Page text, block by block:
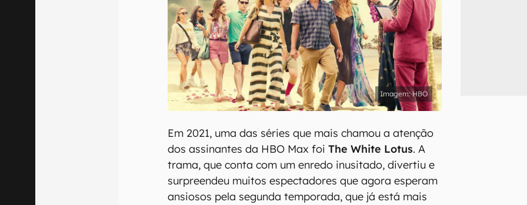
Confirmo que li, aceito e concordo com os Termos de Uso e Política de Privacidade do
HBO
Em 2021, uma das séries que mais chamou a atenção
dos assinantes da HBO Max foiThe White Lotus. A
trama, que conta com um enredo inusitado, divertiu e
surpreendeu muitos espectadores que agora esperam
ansiosos pela segunda temporada, que já está mais